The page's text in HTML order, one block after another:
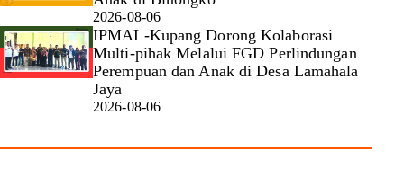
2026-08-06
IPMAL-Kupang Dorong Kolaborasi
Multi-pihak Melalui FGD Perlindungan
Perempuan dan Anak di Desa Lamahala
Jaya
2026-08-06